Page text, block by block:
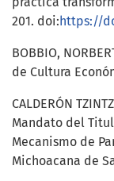
201. doi:https://
BOBBIO,
de Cultura
CALDERÓN
Mandato del
Mecanismo de
Michoacana de